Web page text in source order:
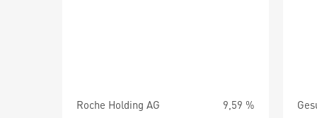
Roche Holding AG
9,59 %